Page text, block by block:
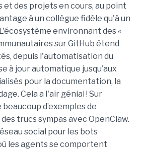
et des projets en cours, au point
à un collègue fidèle qu'à un
environnant des «
sur GitHub étend
depuis l'automatisation du
à jour automatique jusqu’aux
pour la documentation, la
Cela a l'air génial ! Sur
d’exemples de
trucs sympas avec OpenClaw.
social pour les bots
les agents se comportent